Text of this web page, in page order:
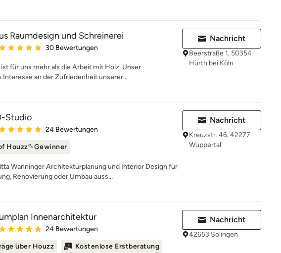
Raumdesign und Schreinerei
Bewertung: 5 von 5 Sternen
30 Bewertungen
für uns mehr als die Arbeit mit Holz. Unser
Interesse an der Zufriedenheit unserer...
Nachricht
Beerstraße 1, 50354
Hürth bei Köln
Studio
Bewertung: 5 von 5 Sternen
24 Bewertungen
Houzz“-Gewinner
Wanninger Architekturplanung und Interior Design für
Renovierung oder Umbau auss...
Nachricht
Kreuzstr. 46, 42277
Wuppertal
Innenarchitektur
Bewertung: 5 von 5 Sternen
24 Bewertungen
über Houzz Kostenlose Erstberatung
Nachricht
42653 Solingen